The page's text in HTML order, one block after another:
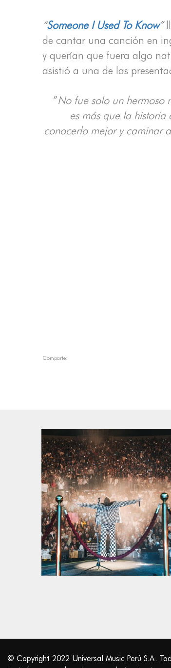
“Someone I Used To Know”
de cantar una canción en
y querían que fuera algo
asistió a una de las
”No fue solo un hermoso
es más que la
conocerlo mejor y caminar
Comparte:
© Copyright 2022 Universal Music Perú S.A.